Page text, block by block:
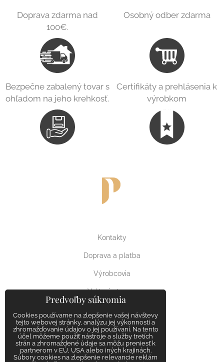
Doprava zdarma nad
100€.
Osobný odber zdarma
Bezpečne zabalený tovar s
ohľadom na jeho krehkosť.
Certifikáty a prehlásenia k
výrobkom
Kontakty
Doprava a platba
Výrobcovia
Vrátenie tovaru
Predvoľby súkromia
Cookies používame na zlepšenie vašej návštevy
tejto webovej stránky, analýzu jej výkonnosti a
zhromažďovanie údajov o jej používaní. Na tento
účel môžeme použiť nástroje a služby tretích
strán a zhromaždené údaje sa môžu preniesť k
partnerom v EÚ, USA alebo iných krajinách.
Súbory cookies na zlepšenie relevancie reklám